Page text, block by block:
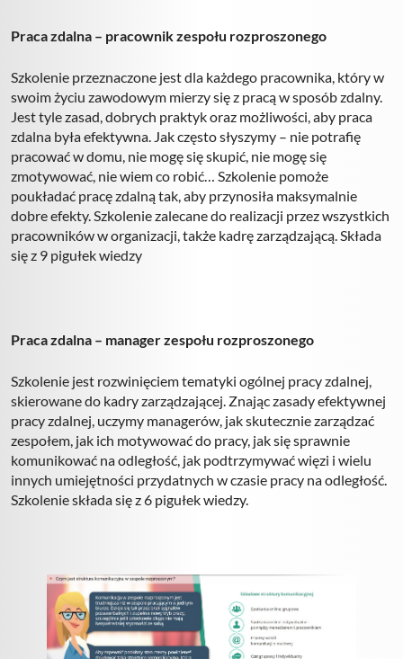
Praca zdalna – pracownik zespołu rozproszonego
Szkolenie przeznaczone jest dla każdego pracownika, który w
swoim życiu zawodowym mierzy się z pracą w sposób zdalny.
Jest tyle zasad, dobrych praktyk oraz możliwości, aby praca
zdalna była efektywna. Jak często słyszymy – nie potrafię
pracować w domu, nie mogę się skupić, nie mogę się
zmotywować, nie wiem co robić… Szkolenie pomoże
poukładać pracę zdalną tak, aby przynosiła maksymalnie
dobre efekty. Szkolenie zalecane do realizacji przez wszystkich
pracowników w organizacji, także kadrę zarządzającą. Składa
się z 9 pigułek wiedzy
Praca zdalna – manager zespołu rozproszonego
Szkolenie jest rozwinięciem tematyki ogólnej pracy zdalnej,
skierowane do kadry zarządzającej. Znając zasady efektywnej
pracy zdalnej, uczymy managerów, jak skutecznie zarządzać
zespołem, jak ich motywować do pracy, jak się sprawnie
komunikować na odległość, jak podtrzymywać więzi i wielu
innych umiejętności przydatnych w czasie pracy na odległość.
Szkolenie składa się z 6 pigułek wiedzy.